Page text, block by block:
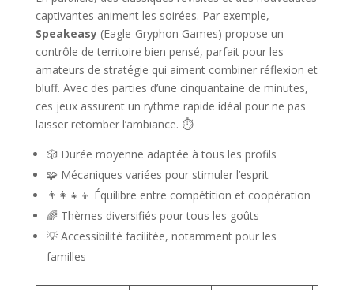
captivantes animent les soirées. Par exemple,
Speakeasy(Eagle-Gryphon Games) propose un
contrôle de territoire bien pensé, parfait pour les
amateurs de stratégie qui aiment combiner réflexion et
bluff. Avec des parties d’une cinquantaine de minutes,
ces jeux assurent un rythme rapide idéal pour ne pas
laisser retomber l’ambiance. ⏱️
🎲 Durée moyenne adaptée à tous les profils
🧩 Mécaniques variées pour stimuler l’esprit
👨‍👩‍👧‍👦 Équilibre entre compétition et coopération
🌈 Thèmes diversifiés pour tous les goûts
💡 Accessibilité facilitée, notamment pour les
familles